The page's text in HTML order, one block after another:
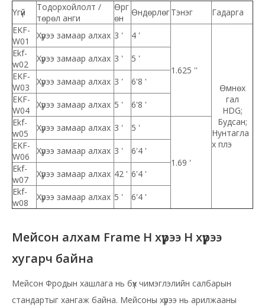
Үгүй
Тодорхойлолт /
төрөл анги
Өрг
өн
ӨндөрлөгТэнэг
Гадарга
EKF-
W01
Хүрээ замаар алхах 3 ' 4 '
1.625 ''
Өмнөх
гал
HDG;
Будсан;
Нунтагла
х плэ
Ekf-
w02
Хүрээ замаар алхах 3 '
5 '
EKF-
W03
Хүрээ замаар алхах 3 '
6'8 '
EKF-
W04
Хүрээ замаар алхах 5 '
6'8 '
Ekf-
w05
Хүрээ замаар алхах 3 ' 5 '
1.69 '
EKF-
W06
Хүрээ замаар алхах 3 '
6'4 '
Ekf-
w07
Хүрээ замаар алхах 42 ' 6'4 '
Ekf-
w08
Хүрээ замаар алхах 5 ' 6'4 '
Мейсон алхам Frame H хүрээ H хүрээ
хугарч байна
Мейсон Фродын хашлага нь бүх чимэглэлийн салбарын
стандартыг хангаж байна. Мейсоны хүрээ нь арилжааны